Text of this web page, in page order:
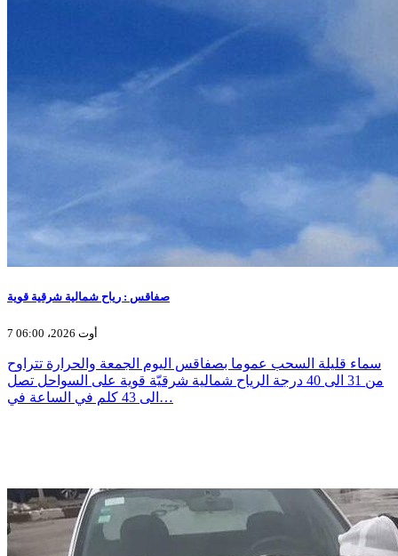
صفاقس : رياح شمالية شرقية قوية
7 أوت 2026، 06:00
سماء قليلة السحب عموما بصفاقس اليوم الجمعة والحرارة تتراوح
من 31 الى 40 درجة الرياح شمالية شرقيّة قوية على السواحل تصل
الى 43 كلم في الساعة في…